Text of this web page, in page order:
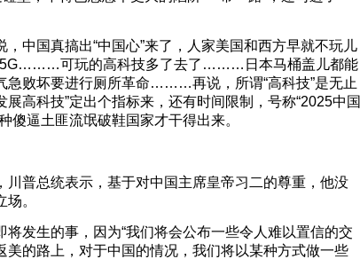
中国真搞出“中国心”来了，人家美国和西方早就不玩儿
5G………可玩的高科技多了去了………日本马桶盖儿都能
急败坏要进行厕所革命………再说，所谓“高科技”是无止
高科技”定出个指标来，还有时间限制，号称“2025中国
傻逼土匪流氓破鞋国家才干得出来。
川普总统表示，基于对中国主席皇帝习二的尊重，他没
。
将发生的事，因为“我们将会公布一些令人难以置信的交
美的路上，对于中国的情况，我们将以某种方式做一些